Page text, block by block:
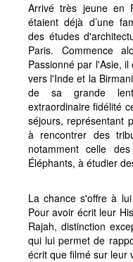
Arrivé très jeune en
étaient déjà d’une
des études
Paris. Commence
Passionné par l'Asie,
vers l'Inde et la
de sa grande
extraordinaire fidélité
séjours, représentant
à rencontrer des
notamment celle
Éléphants, à étudier
La chance s'offre à
Pour avoir écrit leur
Rajah, distinction
qui lui permet de
écrit que filmé sur leur